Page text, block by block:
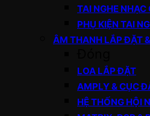
TAI NGHE NHẠC
PHỤ KIỆN TAI
ÂM THANH LẮP ĐẶT
LOA LẮP ĐẶT
AMPLY & CỤC
HỆ THỐNG HỘI